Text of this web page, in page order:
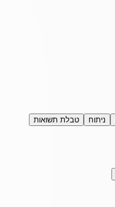
ניתוח
טבלת תשואות